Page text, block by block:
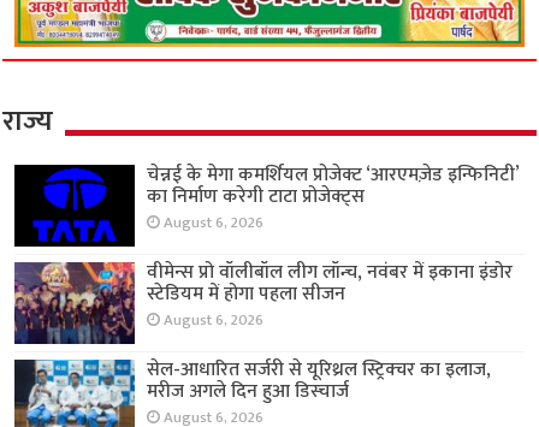
राज्य
चेन्नई के मेगा कमर्शियल प्रोजेक्ट ‘आरएमज़ेड इन्फिनिटी’
का निर्माण करेगी टाटा प्रोजेक्ट्स
August 6, 2026
वीमेन्स प्रो वॉलीबॉल लीग लॉन्च, नवंबर में इकाना इंडोर
स्टेडियम में होगा पहला सीजन
August 6, 2026
सेल-आधारित सर्जरी से यूरिथ्रल स्ट्रिक्चर का इलाज,
मरीज अगले दिन हुआ डिस्चार्ज
August 6, 2026